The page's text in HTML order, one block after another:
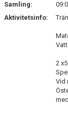
Samling:
Aktivitetsinfo:
2
Vid